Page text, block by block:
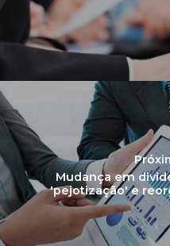
Mudança em
'pejotização' e